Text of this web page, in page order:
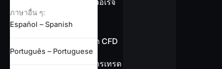
ข้อมูลเลเวอเรจ
ข้อกำหนด CFD
เงื่อนไขการเทรด
ภาษาอื่น ๆ:
Español – Spanish
Português – Portuguese